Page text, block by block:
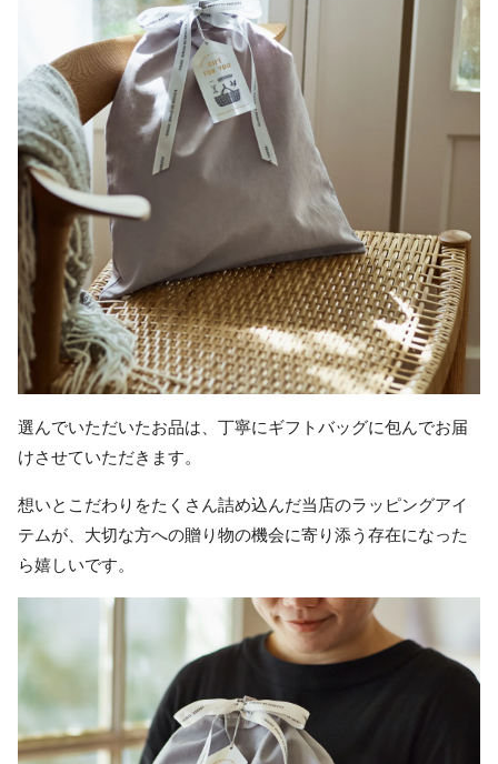
選んでいただいたお品は、丁寧にギフトバッグに包んでお届
けさせていただきます。
想いとこだわりをたくさん詰め込んだ当店のラッピングアイ
テムが、大切な方への贈り物の機会に寄り添う存在になった
ら嬉しいです。